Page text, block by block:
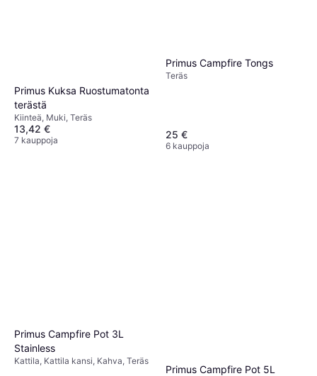
Primus Kuksa Ruostumatonta
terästä
Kiinteä, Muki, Teräs
13,42 €
7 kauppoja
Primus Campfire Tongs
Teräs
25 €
6 kauppoja
Primus Campfire Pot 3L
Stainless
Kattila, Kattila kansi, Kahva, Teräs
Primus Campfire Pot 5L